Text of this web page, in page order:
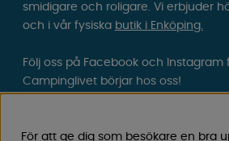
smidigare och roligare. Vi erbjuder
och i vår fysiska butik i Enköping.
Följ oss på Facebook och
Campinglivet börjar hos oss!
För att ge dig som besökare en bra